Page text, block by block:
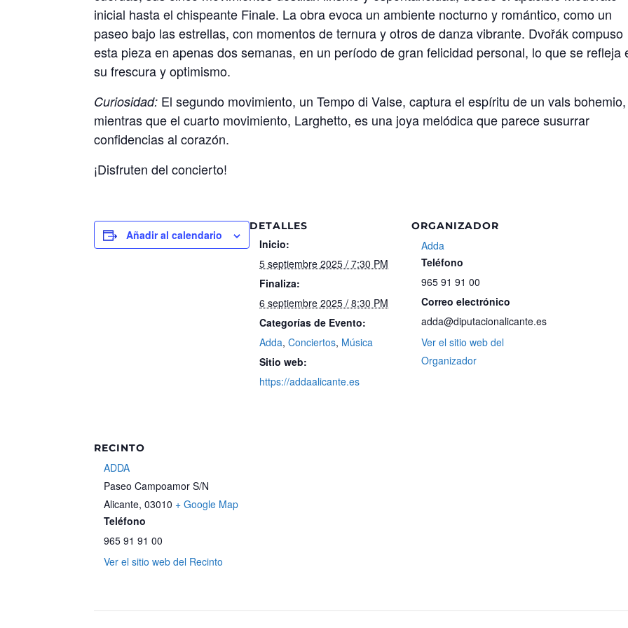
inicial hasta el chispeante Finale. La obra evoca un ambiente nocturno y romántico, como un
paseo bajo las estrellas, con momentos de ternura y otros de danza vibrante. Dvořák compuso
esta pieza en apenas dos semanas, en un período de gran felicidad personal, lo que se refleja
su frescura y optimismo.
Curiosidad: El segundo movimiento, un Tempo di Valse, captura el espíritu de un vals bohemio,
mientras que el cuarto movimiento, Larghetto, es una joya melódica que parece susurrar
confidencias al corazón.
¡Disfruten del concierto!
Añadir al calendario
DETALLES
Inicio:
5 septiembre 2025 / 7:30 PM
Finaliza:
6 septiembre 2025 / 8:30 PM
Categorías de Evento:
Adda,Conciertos, Música
Sitio web:
https://addaalicante.es
ORGANIZADOR
Adda
Teléfono
965 91 91 00
Correo electrónico
adda@diputacionalicante.es
Ver el sitio web del
Organizador
RECINTO
ADDA
Paseo Campoamor S/N
Alicante, 03010 + Google Map
Teléfono
965 91 91 00
Ver el sitio web del Recinto